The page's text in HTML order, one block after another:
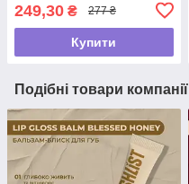
брелок
249,30 ₴ 277 ₴
Купити
Подібні товари компанії